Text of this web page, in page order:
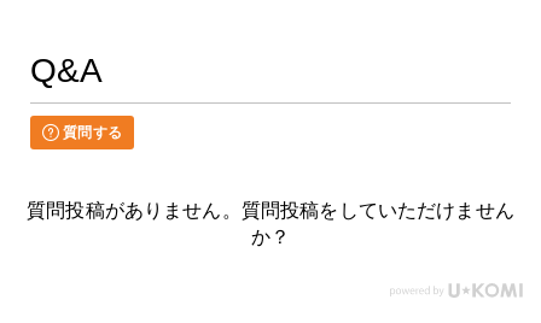
Q&A
質問する
質問投稿がありません。質問投稿をしていただけません
か？